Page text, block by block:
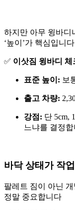
하지만 아무 윙바디
‘높이’가 핵심입니
✅ 이삿짐 윙바디 체
표준 높이: 보
출고 차량:
강점: 단 5cm,
느냐를 결정합
바닥 상태가 작
팔레트 짐이 아닌
정말 중요합니다